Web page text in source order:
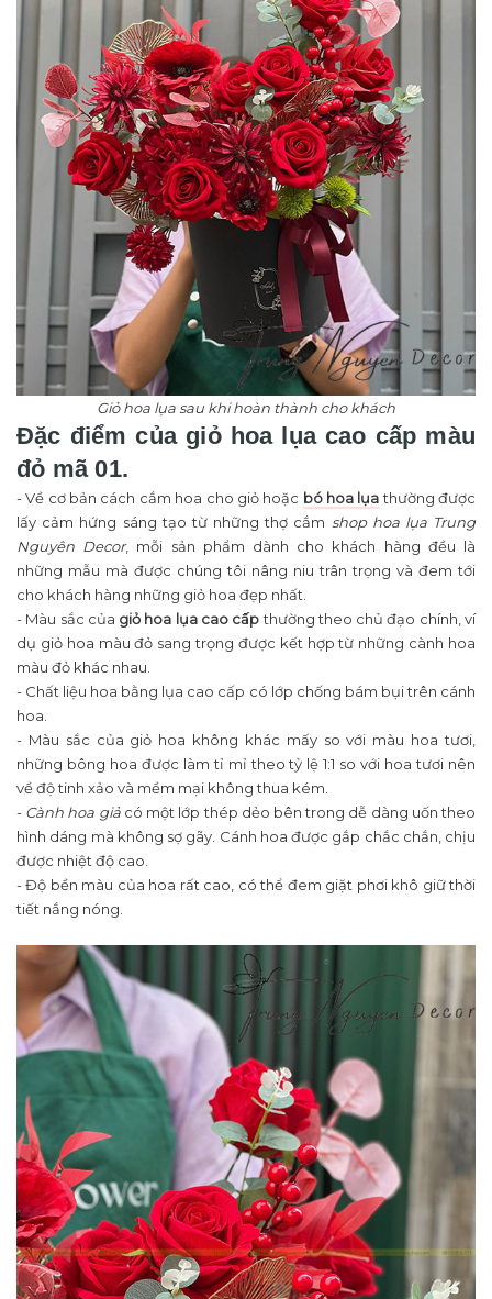
Giỏ hoa lụa sau khi hoàn thành cho khách
Đặc điểm của giỏ hoa lụa cao cấp màu
đỏ mã 01.
- Về cơ bản cách cắm hoa cho giỏ hoặc bó hoa lụathường được
lấy cảm hứng sáng tạo từ những thợ cắm shop hoa lụa Trung
Nguyên Decor, mỗi sản phẩm dành cho khách hàng đều là
những mẫu mà được chúng tôi nâng niu trân trọng và đem tới
cho khách hàng những giỏ hoa đẹp nhất.
- Màu sắc của giỏ hoa lụa cao cấpthường theo chủ đạo chính, ví
dụ giỏ hoa màu đỏ sang trọng được kết hợp từ những cành hoa
màu đỏ khác nhau.
- Chất liệu hoa bằng lụa cao cấp có lớp chống bám bụi trên cánh
hoa.
- Màu sắc của giỏ hoa không khác mấy so với màu hoa tươi,
những bông hoa được làm tỉ mỉ theo tỷ lệ 1:1 so với hoa tươi nên
về độ tinh xảo và mềm mại không thua kém.
- Cành hoa giảcó một lớp thép dẻo bên trong dễ dàng uốn theo
hình dáng mà không sợ gãy. Cánh hoa được gắp chắc chắn, chịu
được nhiệt độ cao.
- Độ bền màu của hoa rất cao, có thể đem giặt phơi khô giữ thời
tiết nắng nóng.